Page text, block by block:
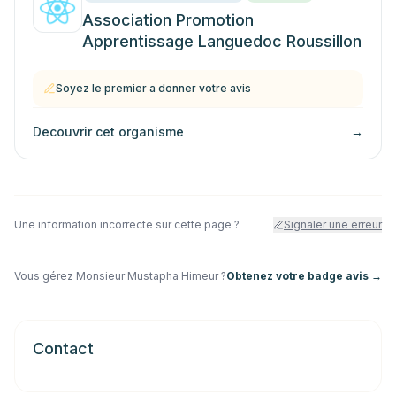
Association Promotion
Apprentissage Languedoc Roussillon
Soyez le premier a donner votre avis
Decouvrir cet organisme →
Une information incorrecte sur cette page ? Signaler une erreur
Vous gérez Monsieur Mustapha Himeur?Obtenez votre badge avis →
Contact